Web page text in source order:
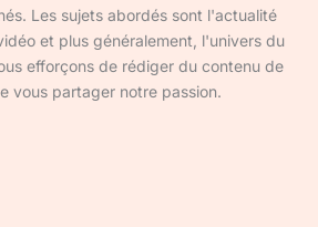
Les sujets abordés sont l'actualité
et plus généralement, l'univers du
efforçons de rédiger du contenu de
vous partager notre passion.